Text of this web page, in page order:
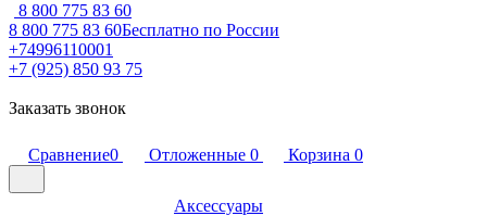
8 800 775 83 60
8 800 775 83 60Бесплатно по России
+74996110001
+7 (925) 850 93 75
Заказать звонок
Сравнение0 Отложенные 0 Корзина 0
Аксессуары